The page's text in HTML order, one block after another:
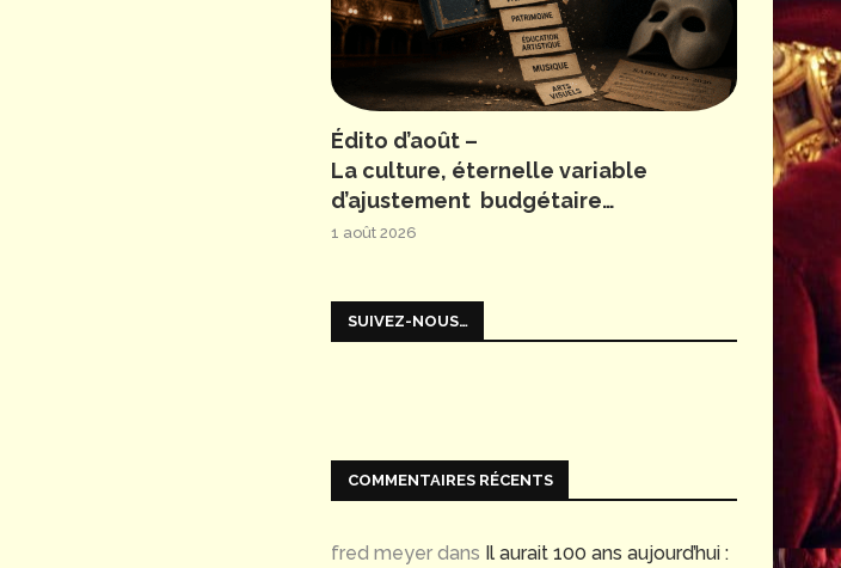
Édito d’août –
La culture, éternelle variable
d’ajustement budgétaire…
1 août 2026
SUIVEZ-NOUS…
COMMENTAIRES RÉCENTS
fred meyer dans Il aurait 100 ans aujourd’hui :